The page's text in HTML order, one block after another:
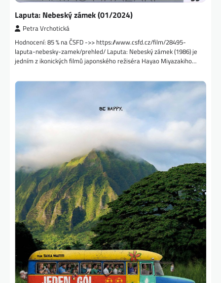
Laputa: Nebeský zámek (01/2024)
Petra Vrchotická
Hodnocení: 85 % na ČSFD ->> https://www.csfd.cz/film/28495-
laputa-nebesky-zamek/prehled/ Laputa: Nebeský zámek (1986) je
jedním z ikonických filmů japonského režiséra Hayao Miyazakiho…